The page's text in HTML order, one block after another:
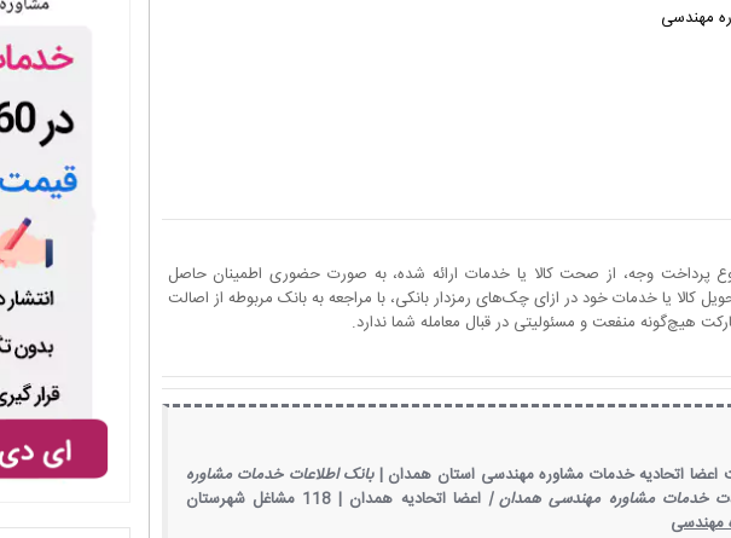
مهندسی
پرداخت وجه، از صحت کالا یا خدمات ارائه شده، به صورت حضوری اطمینان حاصل
کالا یا خدمات خود در ازای چک‌های رمزدار بانکی، با مراجعه به بانک مربوطه از اصالت
هیچ‌گونه منفعت و مسئولیتی در قبال معامله شما ندارد.
اعضا اتحادیه خدمات مشاوره مهندسی استان همدان | بانک اطلاعات خدمات مشاوره
خدمات مشاوره مهندسی همدان | اعضا اتحادیه همدان |
118 مشاغل شهرستان
مهندسی